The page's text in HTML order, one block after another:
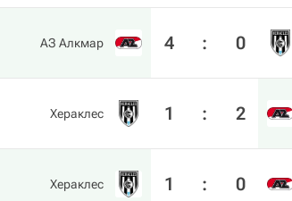
АЗ Алкмар 4 : 0
Хераклес 1 : 2
Хераклес 1 : 0